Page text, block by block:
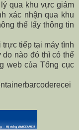
qua khu vực giám
xác nhận qua khu
thể lấy thông tin
tiếp tại máy tình
nào đó thì có thể
web của Tổng cục